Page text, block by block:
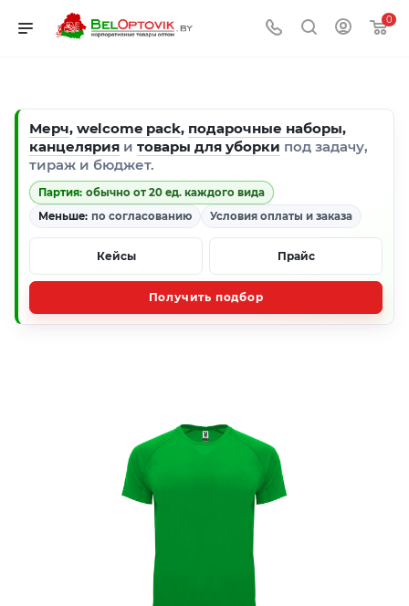
0
Мерч, welcome pack, подарочные наборы,
канцелярия и товары для уборки под задачу,
тираж и бюджет.
Партия: обычно от 20 ед. каждого вида
Меньше: по согласованию Условия оплаты и заказа
Кейсы Прайс
Получить подбор